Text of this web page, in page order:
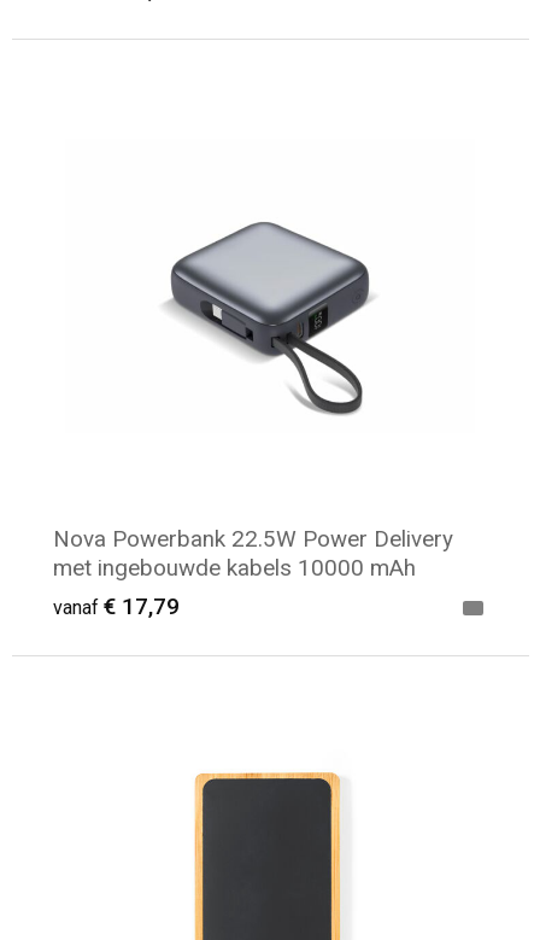
Nova Powerbank 22.5W Power Delivery
met ingebouwde kabels 10000 mAh
vanaf € 17,79